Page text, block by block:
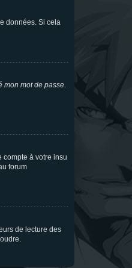
données. Si cela
mon mot de passe.
compte à votre insu
forum
de lecture des